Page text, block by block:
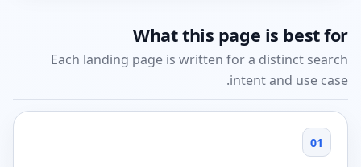
What this page is best for
Each landing page is written for a distinct search
intent and use case.
01